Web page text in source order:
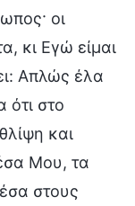
οι
κι Εγώ είμαι
Απλώς έλα
ότι στο
και
Μου, τα
στους